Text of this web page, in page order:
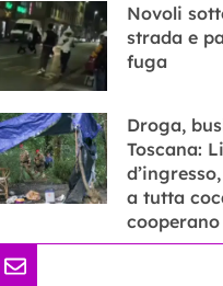
Novoli
strada e
fuga
Droga,
Toscana:
a tutta
cooperano